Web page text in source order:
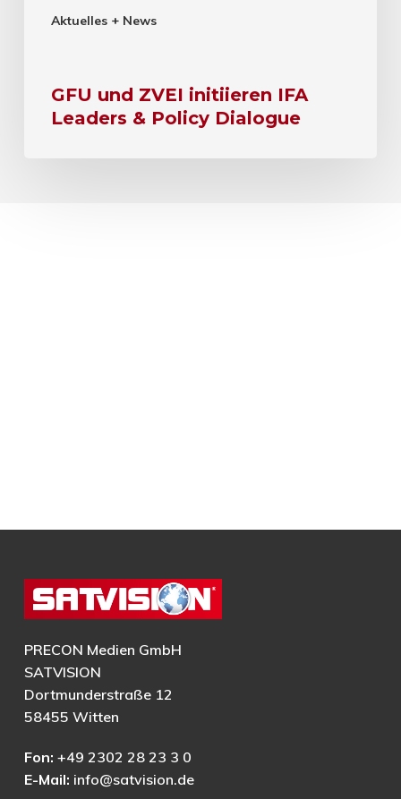
Aktuelles + News
GFU und ZVEI initiieren IFA
Leaders & Policy Dialogue
PRECON Medien GmbH
SATVISION
Dortmunderstraße 12
58455 Witten
Fon: +49 2302 28 23 3 0
E-Mail: info@satvision.de